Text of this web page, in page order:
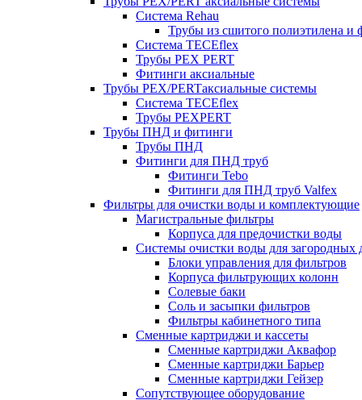
Система Rehau
Трубы из сшитого полиэтилена и
Система TECEflex
Трубы PEX PERT
Фитинги аксиальные
Трубы PEX/PERTаксиальные системы
Система TECEflex
Трубы PEXPERT
Трубы ПНД и фитинги
Трубы ПНД
Фитинги для ПНД труб
Фитинги Tebo
Фитинги для ПНД труб Valfex
Фильтры для очистки воды и комплектующие
Магистральные фильтры
Корпуса для предочистки воды
Системы очистки воды для загородных
Блоки управления для фильтров
Корпуса фильтрующих колонн
Солевые баки
Соль и засыпки фильтров
Фильтры кабинетного типа
Сменные картриджи и кассеты
Сменные картриджи Аквафор
Сменные картриджи Барьер
Сменные картриджи Гейзер
Сопутствующее оборудование